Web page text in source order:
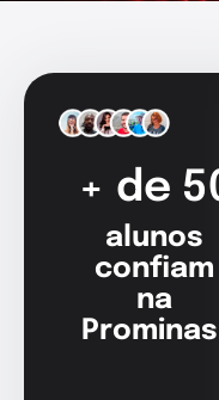
+ de
alunos
confiam
na